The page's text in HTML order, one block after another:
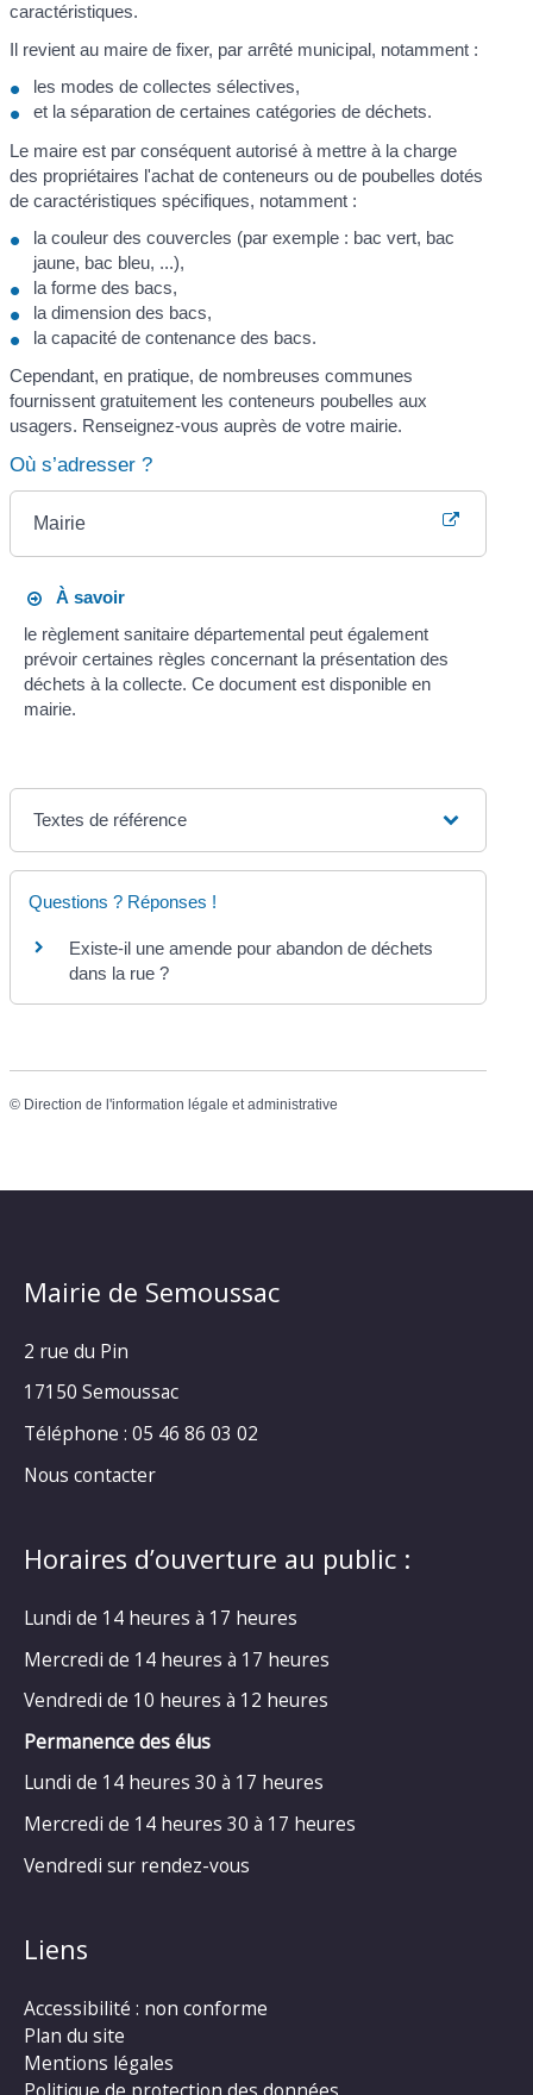
caractéristiques.
Il revient au maire de fixer, par arrêté municipal, notamment :
les modes de collectes sélectives,
et la séparation de certaines catégories de déchets.
Le maire est par conséquent autorisé à mettre à la charge
des propriétaires l'achat de conteneurs ou de poubelles dotés
de caractéristiques spécifiques, notamment :
la couleur des couvercles (par exemple : bac vert, bac
jaune, bac bleu, ...),
la forme des bacs,
la dimension des bacs,
la capacité de contenance des bacs.
Cependant, en pratique, de nombreuses communes
fournissent gratuitement les conteneurs poubelles aux
usagers. Renseignez-vous auprès de votre mairie.
Où s’adresser ?
Mairie
À savoir
le règlement sanitaire départemental peut également
prévoir certaines règles concernant la présentation des
déchets à la collecte. Ce document est disponible en
mairie.
Textes de référence
Questions ? Réponses !
Existe-il une amende pour abandon de déchets
dans la rue ?
© Direction de l'information légale et administrative
Mairie de Semoussac
2 rue du Pin
17150 Semoussac
Téléphone : 05 46 86 03 02
Nous contacter
Horaires d’ouverture au public :
Lundi de 14 heures à 17 heures
Mercredi de 14 heures à 17 heures
Vendredi de 10 heures à 12 heures
Permanence des élus
Lundi de 14 heures 30 à 17 heures
Mercredi de 14 heures 30 à 17 heures
Vendredi sur rendez-vous
Liens
Accessibilité : non conforme
Plan du site
Mentions légales